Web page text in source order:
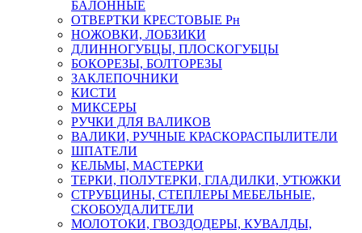
БАЛОННЫЕ
ОТВЕРТКИ КРЕСТОВЫЕ Рн
НОЖОВКИ, ЛОБЗИКИ
ДЛИННОГУБЦЫ, ПЛОСКОГУБЦЫ
БОКОРЕЗЫ, БОЛТОРЕЗЫ
ЗАКЛЕПОЧНИКИ
КИСТИ
МИКСЕРЫ
РУЧКИ ДЛЯ ВАЛИКОВ
ВАЛИКИ, РУЧНЫЕ КРАСКОРАСПЫЛИТЕЛИ
ШПАТЕЛИ
КЕЛЬМЫ, МАСТЕРКИ
ТЕРКИ, ПОЛУТЕРКИ, ГЛАДИЛКИ, УТЮЖКИ
СТРУБЦИНЫ, СТЕПЛЕРЫ МЕБЕЛЬНЫЕ,
СКОБОУДАЛИТЕЛИ
МОЛОТОКИ, ГВОЗДОДЕРЫ, КУВАЛДЫ,